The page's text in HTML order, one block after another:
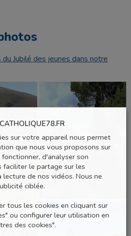
Jubilé des jeunes dans notre
sur votre appareil nous permet
que nous vous proposons sur
d'analyser son
le partage sur les
de nos vidéos. Nous ne
ciblée.
tous les cookies en cliquant sur
ou configurer leur utilisation en
des cookies".